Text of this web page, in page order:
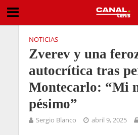
NOTICIAS
Zverev y una
autocrítica tras
Montecarlo: “Mi
pésimo”
Sergio Blanco abril 9, 2025